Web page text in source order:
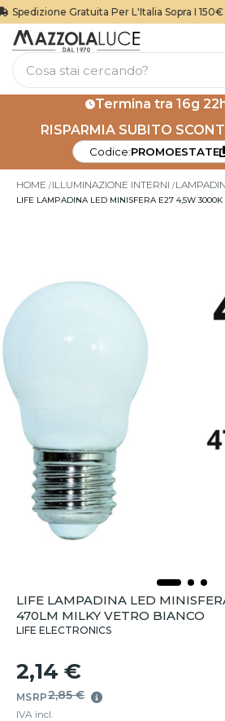
Spedizione Gratuita Per L'Italia Sopra I 150€
Termina tra16g
RISPARMIA SUBITO
Codice:PROMOESTATE
HOME ILLUMINAZIONE INTERNI
LIFE LAMPADINA LED MINISFERA E27 4,5W
LIFE LAMPADINA LED
470LM MILKY VETRO BIANCO
LIFE ELECTRONICS
2,14 €
MSRP2,85 €
IVA incl.